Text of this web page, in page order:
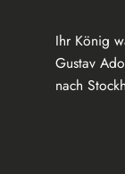
Ihr König
Gustav
nach